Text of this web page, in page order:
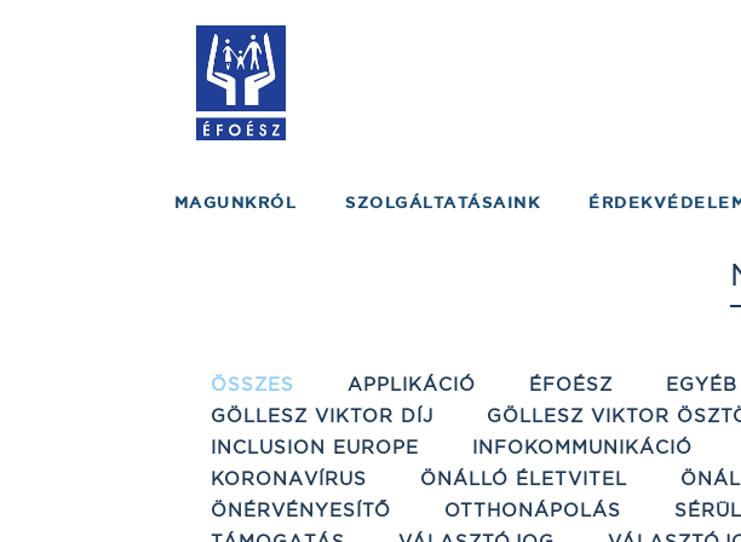
MAGUNKRÓL SZOLGÁLTATÁSAINK
ÖSSZES APPLIKÁCIÓ ÉFOÉSZ EGYÉB
GÖLLESZ VIKTOR DÍJ
GÖLLESZ VIKTOR
INCLUSION EUROPE
INFOKOMMUNIKÁCIÓ
KORONAVÍRUS
ÖNÁLLÓ ÉLETVITEL
ÖNÉRVÉNYESÍTŐ
OTTHONÁPOLÁS